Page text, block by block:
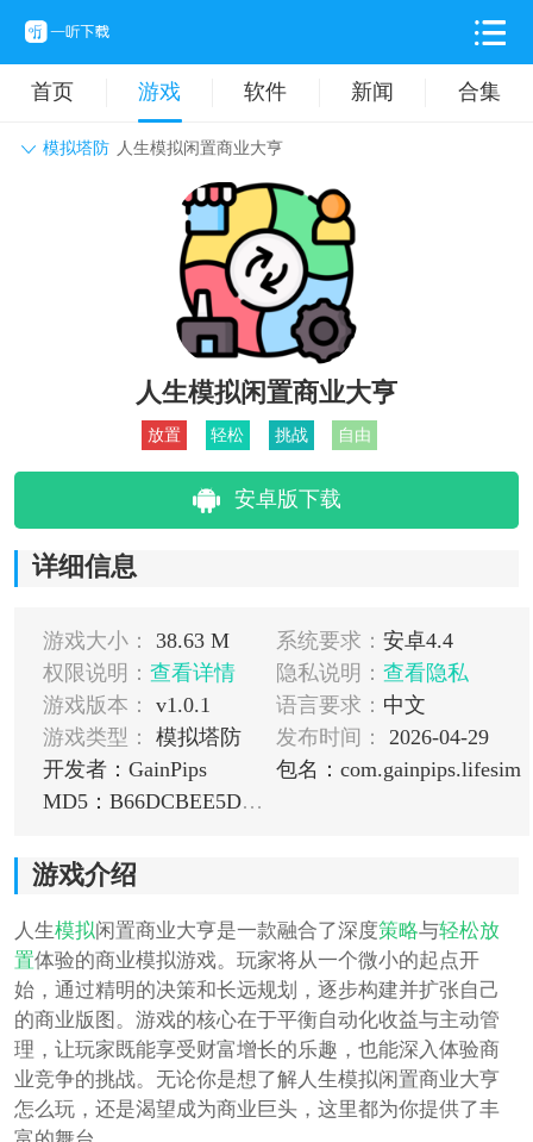
首页 游戏 软件 新闻 合集
模拟塔防 人生模拟闲置商业大亨
动作格斗 休闲益智
卡牌对战 音乐舞蹈
挂机养成
人生模拟闲置商业大亨
放置 轻松 挑战 自由
安卓版下载
详细信息
游戏大小： 38.63 M 系统要求：安卓4.4
权限说明： 查看详情 隐私说明：查看隐私
游戏版本：
v1.0.1 语言要求： 中文
游戏类型：
模拟塔防 发布时间：
2026-04-29
开发者：GainPips
包名：com.gainpips.lifesim
MD5：B66DCBEE5DD0BBB54D0CDD34FA1A1BCE
游戏介绍
人生模拟闲置商业大亨是一款融合了深度策略与轻松放
置体验的商业模拟游戏。玩家将从一个微小的起点开
始，通过精明的决策和长远规划，逐步构建并扩张自己
的商业版图。游戏的核心在于平衡自动化收益与主动管
理，让玩家既能享受财富增长的乐趣，也能深入体验商
业竞争的挑战。无论你是想了解人生模拟闲置商业大亨
怎么玩，还是渴望成为商业巨头，这里都为你提供了丰